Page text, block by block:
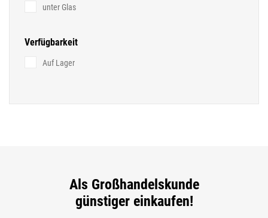
unter Glas
Verfügbarkeit
Auf Lager
Als Großhandelskunde
günstiger einkaufen!